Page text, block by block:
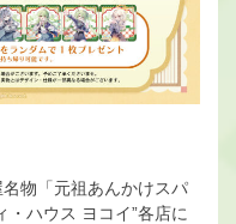
物「元祖あんかけスパ
・ハウス ヨコイ”各店に